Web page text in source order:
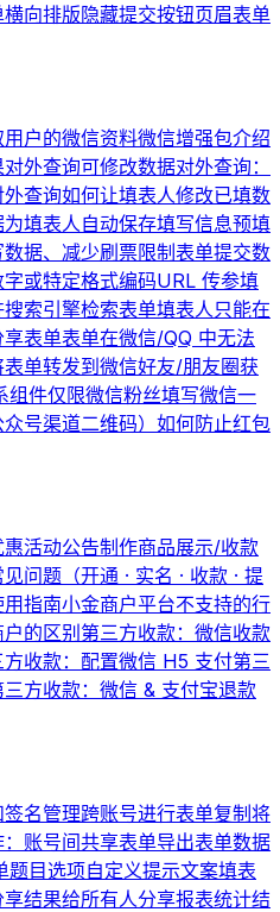
向排版隐藏提交按钮页眉表单
用户的微信资料微信增强包介绍
对外查询可修改数据对外查询：
查询如何让填表人修改已填数
为填表人自动保存填写信息预填
据、减少刷票限制表单提交数
或特定格式编码URL 传参填
搜索引擎检索表单填表人只能在
表单表单在微信/QQ 中无法
表单转发到微信好友/朋友圈获
组件仅限微信粉丝填写微信一
号渠道二维码） 如何防止红包
活动公告制作商品展示/收款
问题（开通 · 实名 · 收款 · 提
指南小金商户平台不支持的行
的区别第三方收款：微信收款
方收款：配置微信 H5 支付第三
三方收款：微信 & 支付宝退款
名管理跨账号进行表单复制将
：账号间共享表单导出表单数据
题目选项自定义提示文案填表
享结果给所有人分享报表统计结